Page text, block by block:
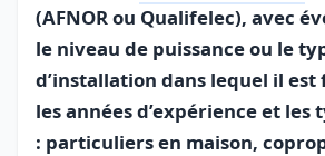
(AFNOR ou Qualifelec), avec
le niveau de puissance ou le
d’installation dans lequel il est
les années d’expérience et les
: particuliers en maison,